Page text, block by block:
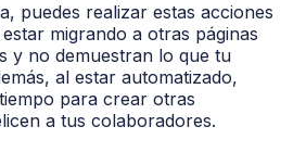
puedes realizar estas acciones
migrando a otras páginas
y no demuestran lo que tu
al estar automatizado,
para crear otras
a tus colaboradores.